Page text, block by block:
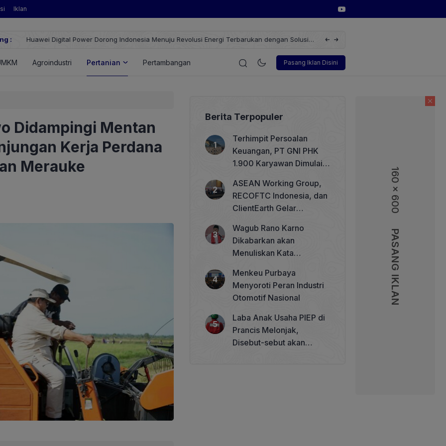
160 x 600
PASANG IKLAN
Iklan
:
Huawei Digital Power Dorong Indonesia Menuju Revolusi Energi Terbarukan dengan Solusi
Wakil Direktur Utama PT Pelindo,
Pasang Iklan Disini
Agroindustri Pertanian Pertambangan Korporasi Teknologi Otomotif
Didampingi Mentan
Kerja Perdana
Merauke
Berita Terpopuler
Terhimpit Persoalan
Keuangan, PT GNI PHK
1.900 Karyawan Dimulai 5
ASEAN Working Group,
RECOFTC Indonesia, dan
ClientEarth Gelar
Memperkuat Tata Kelola
Perhutanan Sosial
Wagub Rano Karno
Dikabarkan akan
Menuliskan Kata
Betawi 100 Tahun
Menkeu Purbaya
Menyoroti Peran Industri
Otomotif Nasional
Laba Anak Usaha PIEP di
Prancis Melonjak,
Disebut-sebut akan